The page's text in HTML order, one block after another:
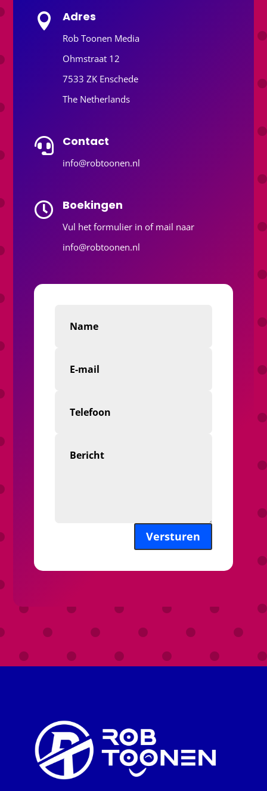
 Adres
Rob Toonen Media
Ohmstraat 12
7533 ZK Enschede
The Netherlands
 Contact
info@robtoonen.nl
 Boekingen
Vul het formulier in of mail naar
info@robtoonen.nl
Versturen